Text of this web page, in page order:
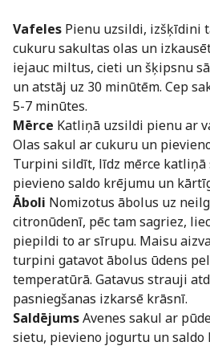
Vafeles Pienu uzsildi, izšķīdini
cukuru sakultas olas un
iejauc miltus, cieti un šķipsnu
un atstāj uz 30 minūtēm. Cep
5-7 minūtes.
Mērce Katliņā uzsildi pienu ar
Olas sakul ar cukuru un
Turpini sildīt, līdz mērce katliņā
pievieno saldo krējumu un
Āboli Nomizotus ābolus uz
citronūdenī, pēc tam sagriez,
piepildi to ar sīrupu. Maisu
turpini gatavot ābolus ūdens
temperatūrā. Gatavus strauji
pasniegšanas izkarsē krāsnī.
SaldējumsAvenes sakul ar
sietu, pievieno jogurtu un saldo